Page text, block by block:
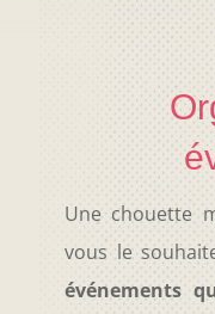
Une chouette
vous le
événements